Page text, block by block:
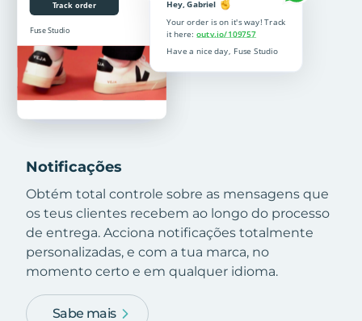
Notificações
Obtém total controle sobre as mensagens que
os teus clientes recebem ao longo do processo
de entrega. Acciona notificações totalmente
personalizadas, e com a tua marca, no
momento certo e em qualquer idioma.
Sabe mais